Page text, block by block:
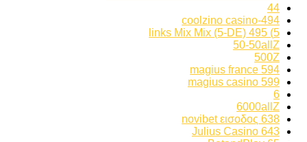
44
494-coolzino casino
5) 495 links Mix Mix (5-DE)
50-50allZ
500Z
594 magius france
599 magius casino
6
6000allZ
638 novibet εισοδος
643 Julius Casino